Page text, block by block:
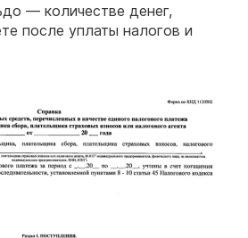
— количестве денег,
после уплаты налогов и